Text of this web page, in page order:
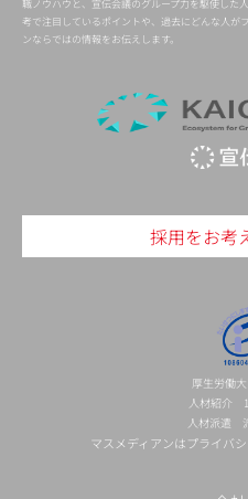
職ノウハウと、宣伝会議のグループ力を駆使した
考で注目しているポイントや、過去にどんな人が
ンならではの情報をお伝えします。
採用をお考
厚生労働
人材紹介
人材派遣
マスメディアンはプライバ